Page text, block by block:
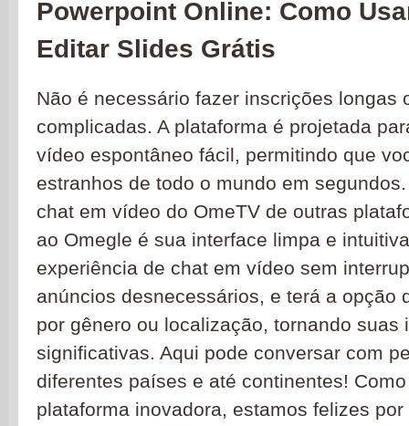
Powerpoint Online: Como
Editar Slides Grátis
Não é necessário fazer inscrições longas
complicadas. A plataforma é projetada
vídeo espontâneo fácil, permitindo que
estranhos de todo o mundo em
chat em vídeo do OmeTV de outras
ao Omegle é sua interface limpa e
experiência de chat em vídeo sem
anúncios desnecessários, e terá a opção
por gênero ou localização, tornando suas
significativas. Aqui pode conversar com
diferentes países e até continentes!
plataforma inovadora, estamos felizes